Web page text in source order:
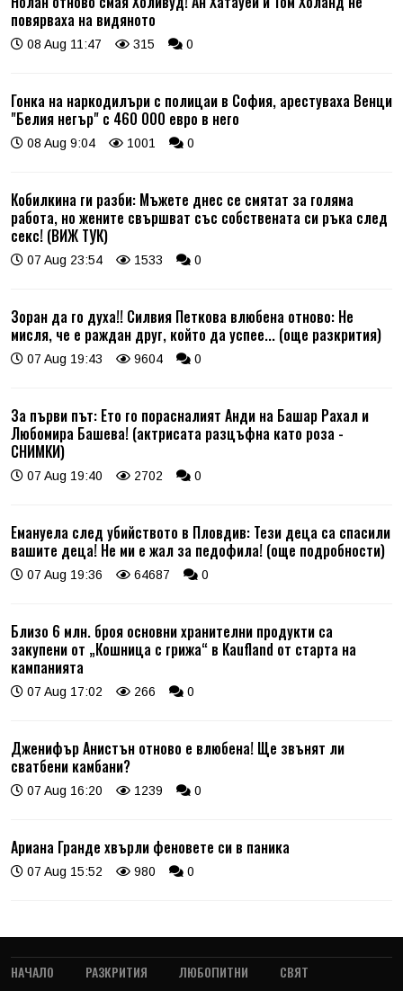
повярваха на видяното
08 Aug 11:47 315 0
Гонка на наркодилъри с полицаи в София, арестуваха Венци
"Белия негър" с 460 000 евро в него
08 Aug 9:04 1001 0
Кобилкина ги разби: Мъжете днес се смятат за голяма
работа, но жените свършват със собствената си ръка след
секс! (ВИЖ ТУК)
07 Aug 23:54 1533 0
Зоран да го духа!! Силвия Петкова влюбена отново: Не
мисля, че е раждан друг, който да успее... (още разкрития)
07 Aug 19:43 9604 0
За първи път: Ето го порасналият Анди на Башар Рахал и
Любомира Башева! (актрисата разцъфна като роза -
СНИМКИ)
07 Aug 19:40 2702 0
Емануела след убийството в Пловдив: Тези деца са спасили
вашите деца! Не ми е жал за педофила! (още подробности)
07 Aug 19:36 64687 0
Близо 6 млн. броя основни хранителни продукти са
закупени от „Кошница с грижа“ в Kaufland от старта на
кампанията
07 Aug 17:02 266 0
Дженифър Анистън отново е влюбена! Ще звънят ли
сватбени камбани?
07 Aug 16:20 1239 0
Ариана Гранде хвърли феновете си в паника
07 Aug 15:52 980 0
НАЧАЛО РАЗКРИТИЯ ЛЮБОПИТНИ
СВЯТ